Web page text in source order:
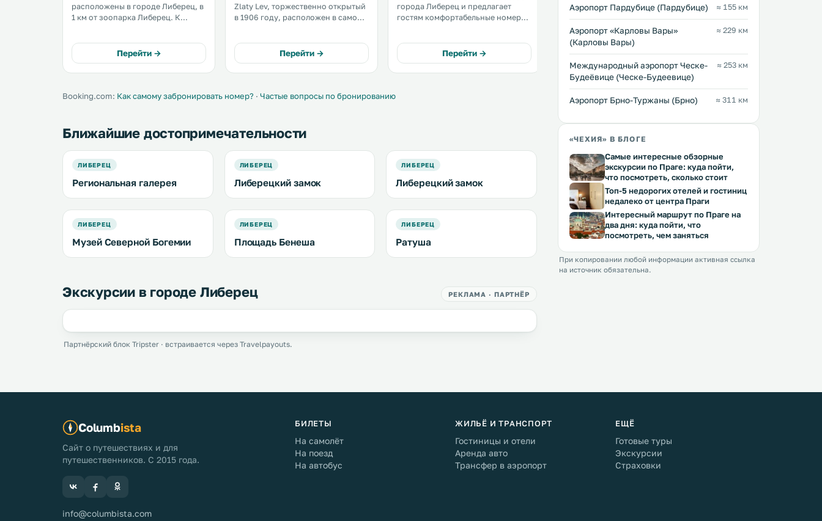
расположены в городе Либерец, в
1 км от зоопарка Либерец. К
всей территории отеля
предоставляется бесплатный Wi-
Fi. .
Перейти →
Zlaty Lev, торжественно открытый
в 1906 году, расположен в самом
бесплатный доступ в Интернет. .
Перейти →
города Либерец и предлагает
гостям комфортабельные номера,
террасу для загара. Доступ в
Интернет предоставляется
бесплатно в номерах и
Перейти →
расположен в историческом
центре города Либерец всего в
200 метрах от здания городской
мэрии. В апартаментах с
предоставляется бесплатный Wi-
Fi. .
Перейти →
оздоровительным спа-
номерами с собственной
комнатой и
районе, в 500 метрах от
Booking.com: Как самому забронировать номер? · Частые вопросы по бронированию
Ближайшие достопримечательности
ЛИБЕРЕЦ
Региональная галерея
ЛИБЕРЕЦ
Либерецкий замок
ЛИБЕРЕЦ
Либерецкий замок
ЛИБЕРЕЦ
Музей Северной Богемии
ЛИБЕРЕЦ
Площадь Бенеша
ЛИБЕРЕЦ
Ратуша
Экскурсии в городе Либерец РЕКЛАМА · ПАРТНЁР
Партнёрский блок Tripster · встраивается через Travelpayouts.
Аэропорт Пардубице (Пардубице) ≈ 155 км
Аэропорт «Карловы Вары»
(Карловы Вары)
≈ 229 км
Международный аэропорт Ческе-
Будеёвице (Ческе-Будеевице)
≈ 253 км
Аэропорт Брно-Туржаны (Брно) ≈ 311 км
«ЧЕХИЯ» В БЛОГЕ
Самые интересные обзорные
экскурсии по Праге: куда пойти,
что посмотреть, сколько стоит
Топ-5 недорогих отелей и гостиниц
недалеко от центра Праги
Интересный маршрут по Праге на
два дня: куда пойти, что
посмотреть, чем заняться
При копировании любой информации активная ссылка
на источник обязательна.
Columbista
Сайт о путешествиях и для
путешественников. С 2015 года.
info@columbista.com
БИЛЕТЫ
На самолёт
На поезд
На автобус
ЖИЛЬЁ И ТРАНСПОРТ
Гостиницы и отели
Аренда авто
Трансфер в аэропорт
ЕЩЁ
Готовые туры
Экскурсии
Страховки